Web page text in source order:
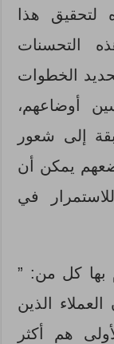
لتحقيق هذا
التحسنات
الخطوات
أوضاعهم،
إلى شعور
يمكن أن
في
بها كل من: ”
الذين
هم أكثر